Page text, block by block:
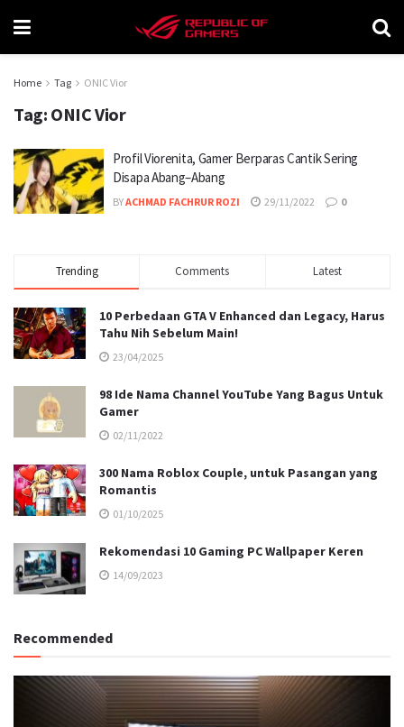
Home Tag ONIC Vior
Tag: ONIC Vior
Profil Viorenita, Gamer Berparas Cantik Sering
Disapa Abang–Abang
BYACHMAD FACHRUR ROZI 29/11/2022 0
Trending Comments Latest
10 Perbedaan GTA V Enhanced dan Legacy, Harus
Tahu Nih Sebelum Main!
23/04/2025
98 Ide Nama Channel YouTube Yang Bagus Untuk
Gamer
02/11/2022
300 Nama Roblox Couple, untuk Pasangan yang
Romantis
01/10/2025
Rekomendasi 10 Gaming PC Wallpaper Keren
14/09/2023
Recommended